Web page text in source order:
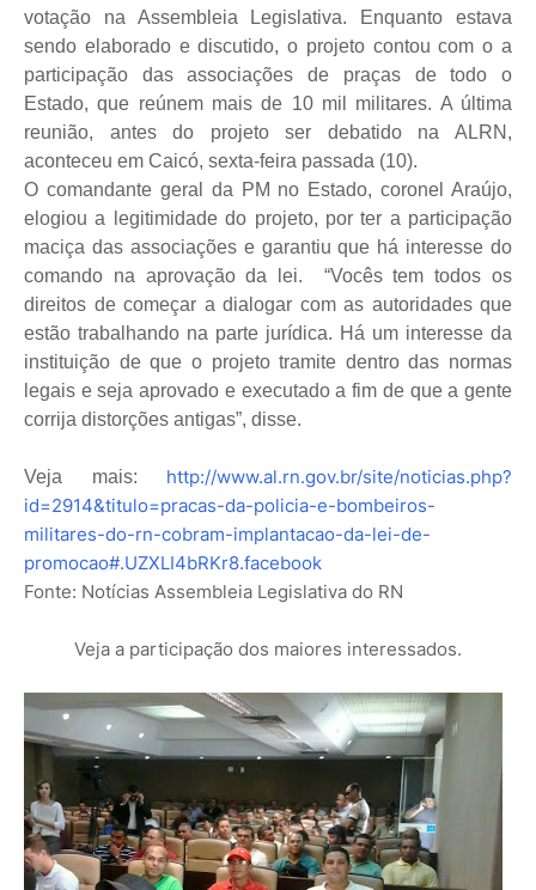
votação na Assembleia Legislativa. Enquanto estava
sendo elaborado e discutido, o projeto contou com o a
participação das associações de praças de todo o
Estado, que reúnem mais de 10 mil militares. A última
reunião, antes do projeto ser debatido na ALRN,
aconteceu em Caicó, sexta-feira passada (10).
O comandante geral da PM no Estado, coronel Araújo,
elogiou a legitimidade do projeto, por ter a participação
maciça das associações e garantiu que há interesse do
comando na aprovação da lei. “Vocês tem todos os
direitos de começar a dialogar com as autoridades que
estão trabalhando na parte jurídica. Há um interesse da
instituição de que o projeto tramite dentro das normas
legais e seja aprovado e executado a fim de que a gente
corrija distorções antigas”, disse.
Veja mais: http://www.al.rn.gov.br/site/noticias.php?
id=2914&titulo=pracas-da-policia-e-bombeiros-
militares-do-rn-cobram-implantacao-da-lei-de-
promocao#.UZXLI4bRKr8.facebook
Fonte: Notícias Assembleia Legislativa do RN
Veja a participação dos maiores interessados.